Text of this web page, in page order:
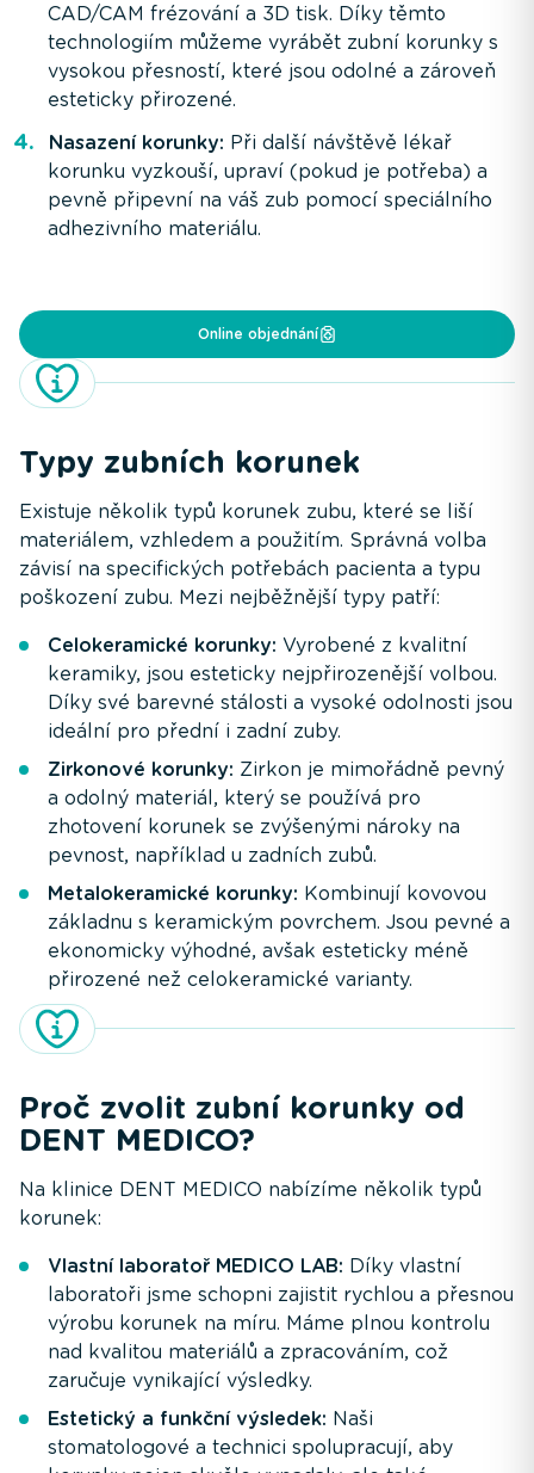
CAD/CAM frézování a 3D tisk. Díky těmto
technologiím můžeme vyrábět zubní korunky s
vysokou přesností, které jsou odolné a zároveň
esteticky přirozené.
Nasazení korunky: Při další návštěvě lékař
korunku vyzkouší, upraví (pokud je potřeba) a
pevně připevní na váš zub pomocí speciálního
adhezivního materiálu.
Online objednání
Typy zubních korunek
Existuje několik typů korunek zubu, které se liší
materiálem, vzhledem a použitím. Správná volba
závisí na specifických potřebách pacienta a typu
poškození zubu. Mezi nejběžnější typy patří:
Celokeramické korunky: Vyrobené z kvalitní
keramiky, jsou esteticky nejpřirozenější volbou.
Díky své barevné stálosti a vysoké odolnosti jsou
ideální pro přední i zadní zuby.
Zirkonové korunky: Zirkon je mimořádně pevný
a odolný materiál, který se používá pro
zhotovení korunek se zvýšenými nároky na
pevnost, například u zadních zubů.
Metalokeramické korunky: Kombinují kovovou
základnu s keramickým povrchem. Jsou pevné a
ekonomicky výhodné, avšak esteticky méně
přirozené než celokeramické varianty.
Proč zvolit zubní korunky od
DENT MEDICO?
Na klinice DENT MEDICO nabízíme několik typů
korunek:
Vlastní laboratoř MEDICO LAB: Díky vlastní
laboratoři jsme schopni zajistit rychlou a přesnou
výrobu korunek na míru. Máme plnou kontrolu
nad kvalitou materiálů a zpracováním, což
zaručuje vynikající výsledky.
Estetický a funkční výsledek: Naši
stomatologové a technici spolupracují, aby